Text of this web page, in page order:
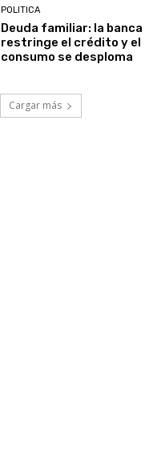
POLITICA
Deuda familiar: la banca
restringe el crédito y el
consumo se desploma
Cargar más